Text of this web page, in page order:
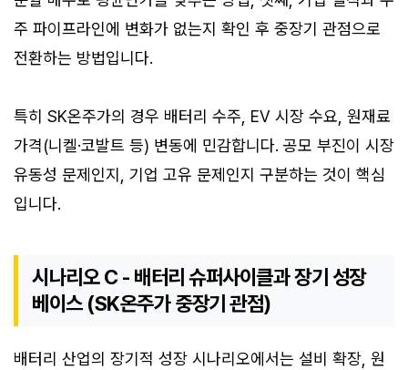
주 파이프라인에 변화가 없는지 확인 후 중장기 관점으로
전환하는 방법입니다.
특히 SK온주가의 경우 배터리 수주, EV 시장 수요, 원재료
가격(니켈·코발트 등) 변동에 민감합니다. 공모 부진이 시장
유동성 문제인지, 기업 고유 문제인지 구분하는 것이 핵심
입니다.
시나리오 C - 배터리 슈퍼사이클과 장기 성장
베이스 (SK온주가 중장기 관점)
배터리 산업의 장기적 성장 시나리오에서는 설비 확장, 원